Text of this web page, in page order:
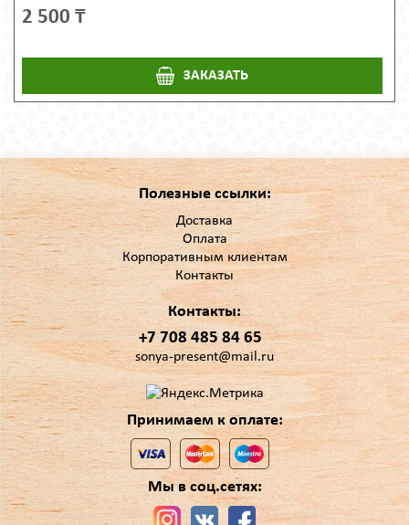
2 500 ₸
ЗАКАЗАТЬ
Полезные ссылки:
Доставка
Оплата
Корпоративным клиентам
Контакты
Контакты:
+7 708 485 84 65
sonya-present@mail.ru
Принимаем к оплате:
Мы в соц.сетях: